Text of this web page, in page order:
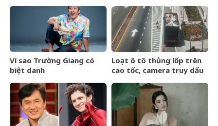
Vì sao Trường Giang có
biệt danh
Khó&amp;apos;?
Loạt ô tô thủng lốp trên
cao tốc, camera truy dấu
&amp;apos;thủ
phạm&amp;apos;